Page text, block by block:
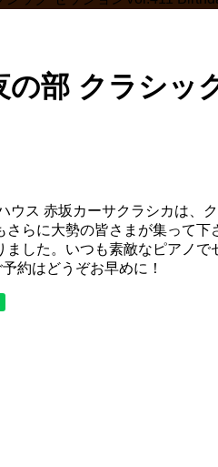
の部 クラシ
ウス 赤坂カーサクラシカは、
さらに大勢の皆さまが集って
した。いつも素敵なピアノ
約はどうぞお早めに！